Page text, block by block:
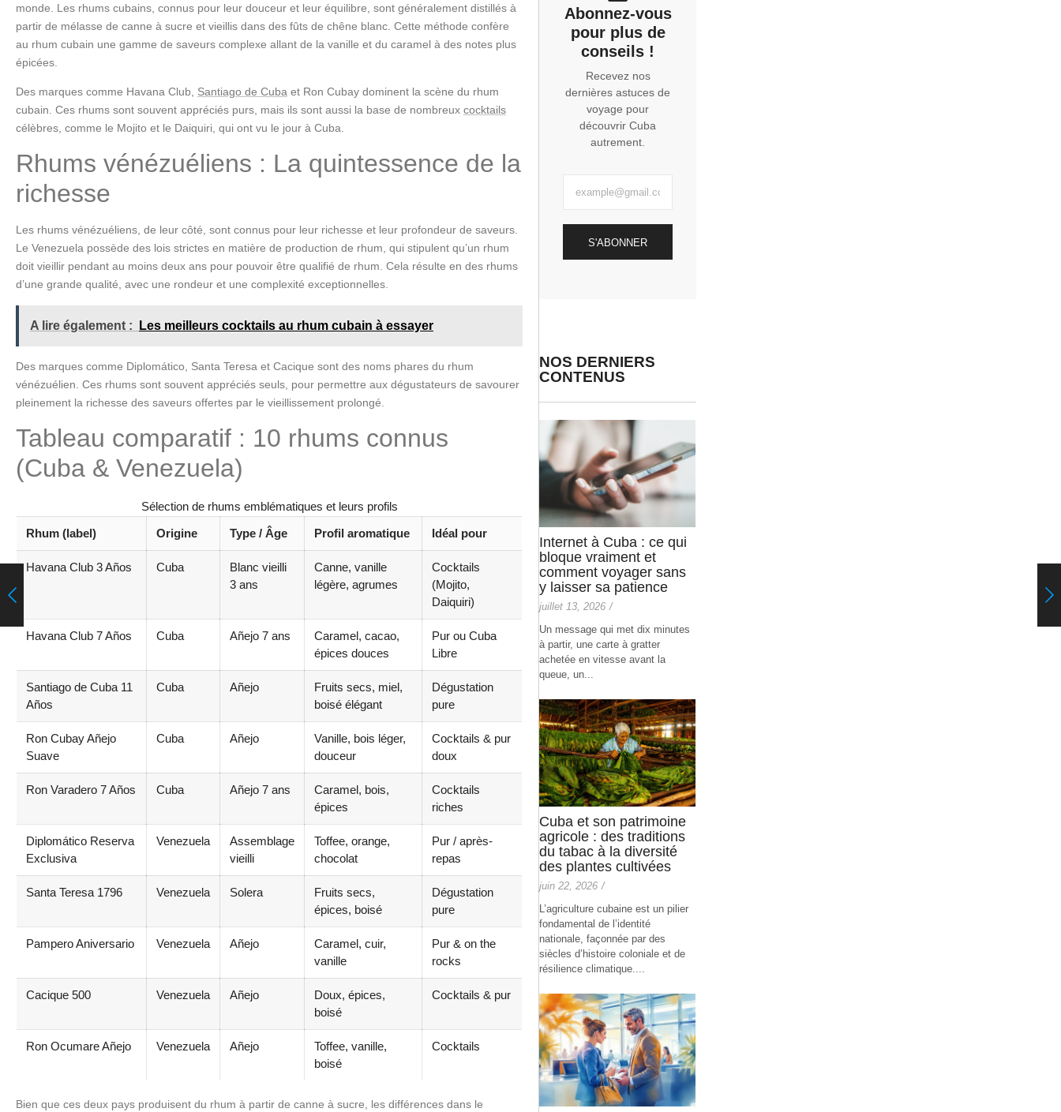
monde. Les rhums cubains, connus pour leur douceur et leur équilibre, sont généralement distillés à
partir de mélasse de canne à sucre et vieillis dans des fûts de chêne blanc. Cette méthode confère
au rhum cubain une gamme de saveurs complexe allant de la vanille et du caramel à des notes plus
épicées.
Des marques comme Havana Club, Santiago de Cuba et Ron Cubay dominent la scène du rhum
cubain. Ces rhums sont souvent appréciés purs, mais ils sont aussi la base de nombreux cocktails
célèbres, comme le Mojito et le Daiquiri, qui ont vu le jour à Cuba.
Rhums vénézuéliens : La quintessence de la
richesse
Les rhums vénézuéliens, de leur côté, sont connus pour leur richesse et leur profondeur de saveurs.
Le Venezuela possède des lois strictes en matière de production de rhum, qui stipulent qu’un rhum
doit vieillir pendant au moins deux ans pour pouvoir être qualifié de rhum. Cela résulte en des rhums
d’une grande qualité, avec une rondeur et une complexité exceptionnelles.
A lire également : Les meilleurs cocktails au rhum cubain à essayer
Des marques comme Diplomático, Santa Teresa et Cacique sont des noms phares du rhum
vénézuélien. Ces rhums sont souvent appréciés seuls, pour permettre aux dégustateurs de savourer
pleinement la richesse des saveurs offertes par le vieillissement prolongé.
Tableau comparatif : 10 rhums connus
(Cuba & Venezuela)
Sélection de rhums emblématiques et leurs profils
Rhum (label)
Origine Type / Âge Profil aromatique Idéal pour
Havana Club 3 Años Cuba
Blanc vieilli
3 ans
Canne, vanille
légère, agrumes
Cocktails
(Mojito,
Daiquiri)
Havana Club 7 Años Cuba Añejo 7 ans
Caramel, cacao,
épices douces
Pur ou Cuba
Libre
Santiago de Cuba 11
Años
Cuba Añejo
Fruits secs, miel,
boisé élégant
Dégustation
pure
Ron Cubay Añejo
Suave
Cuba Añejo
Vanille, bois léger,
douceur
Cocktails & pur
doux
Ron Varadero 7 Años Cuba Añejo 7 ans
Caramel, bois,
épices
Cocktails
riches
Diplomático Reserva
Exclusiva
Venezuela
Assemblage
vieilli
Toffee, orange,
chocolat
Pur / après-
repas
Santa Teresa 1796 Venezuela Solera
Fruits secs,
épices, boisé
Dégustation
pure
Pampero Aniversario Venezuela Añejo
Caramel, cuir,
vanille
Pur & on the
rocks
Cacique 500 Venezuela Añejo
Doux, épices,
boisé
Cocktails & pur
Ron Ocumare Añejo Venezuela Añejo
Toffee, vanille,
boisé
Cocktails
Bien que ces deux pays produisent du rhum à partir de canne à sucre, les différences dans le
Abonnez-vous
pour plus de
conseils !
Recevez nos
dernières astuces de
voyage pour
découvrir Cuba
autrement.
S'ABONNER
NOS DERNIERS
CONTENUS
Internet à Cuba : ce qui
bloque vraiment et
comment voyager sans
y laisser sa patience
juillet 13, 2026 /
Un message qui met dix minutes
à partir, une carte à gratter
achetée en vitesse avant la
queue, un...
Cuba et son patrimoine
agricole : des traditions
du tabac à la diversité
des plantes cultivées
juin 22, 2026 /
L’agriculture cubaine est un pilier
fondamental de l’identité
nationale, façonnée par des
siècles d’histoire coloniale et de
résilience climatique....